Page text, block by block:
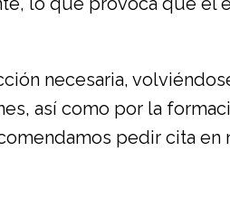
necesaria,
así como por la
pedir cita en